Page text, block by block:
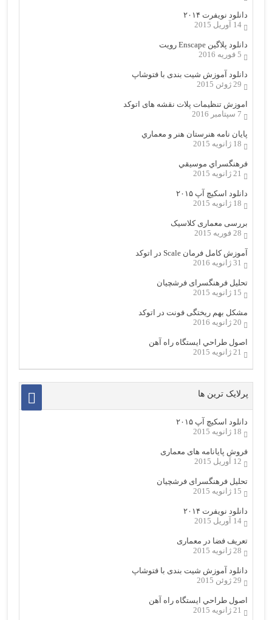
دانلود نویفرت ۲۰۱۴
14 آوریل 2015
دانلود پلاگین Enscape رویت
5 فوریه 2016
دانلود آموزش شیت بندی با فتوشاپ
29 ژوئن 2015
اموزش تنظیمات پلات نقشه های اتوکد
7 سپتامبر 2016
پایان نامه هنرستان هنر و معماري
18 ژانویه 2015
فرهنگسراي موسيقي
21 ژانویه 2015
دانلود اسکیچ آپ ۲۰۱۵
18 ژانویه 2015
بررسی معماری کلاسیک
28 فوریه 2015
آموزش کامل فرمان Scale در اتوکد
31 ژانویه 2016
تحلیل فرهنگسرای فرشچیان
15 ژانویه 2015
مشکل بهم ریختگی فونت در اتوکد
20 ژانویه 2016
اصول طراحي ایستگاه راه آهن
21 ژانویه 2015
پرلایک ترین ها
دانلود اسکیچ آپ ۲۰۱۵
18 ژانویه 2015
فروش پایانامه های معماری
12 آوریل 2015
تحلیل فرهنگسرای فرشچیان
15 ژانویه 2015
دانلود نویفرت ۲۰۱۴
14 آوریل 2015
تعریف فضا در معماری
28 ژانویه 2015
دانلود آموزش شیت بندی با فتوشاپ
29 ژوئن 2015
اصول طراحي ایستگاه راه آهن
21 ژانویه 2015